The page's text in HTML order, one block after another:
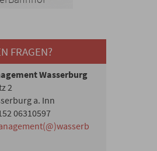
FRAGEN?
Wasserburg
2
a. Inn
06310597